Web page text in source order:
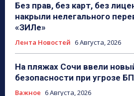
Без прав, без карт, без
накрыли нелегального
«ЗИЛе»
Лента Новостей 6 Августа, 2026
На пляжах Сочи ввели
безопасности при угрозе
Важное 6 Августа, 2026